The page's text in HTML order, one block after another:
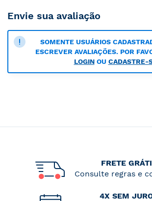
Envie sua avaliação
SOMENTE USUÁRIOS
ESCREVER AVALIAÇÕES. POR
LOGINOU CADASTRE-
FRETE
Consulte regras e
4X SEM